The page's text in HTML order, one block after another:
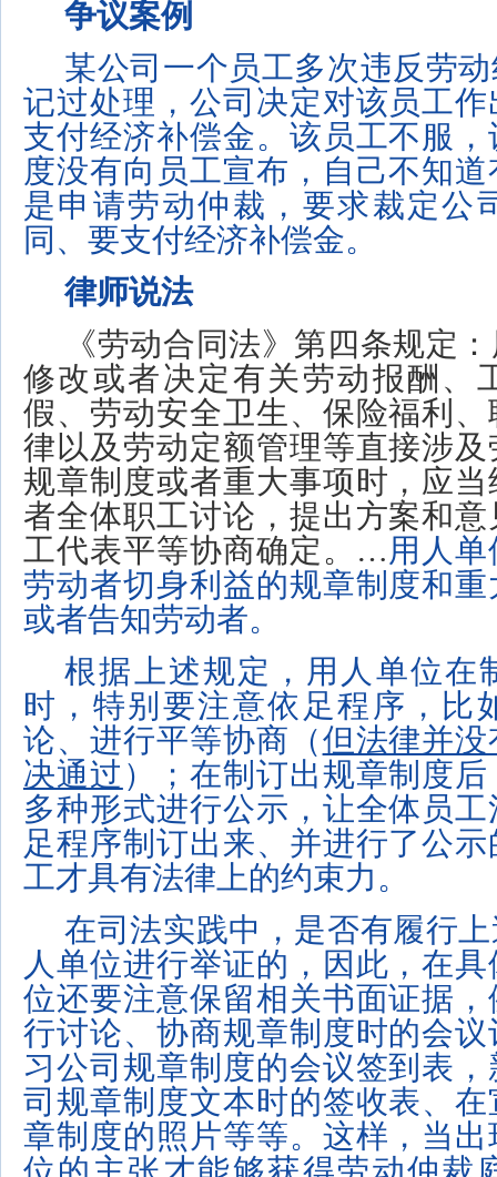
争议案例
某公司一个员工多次违反劳
记过处理，公司决定对该员工
支付经济补偿金。该员工不服
度没有向员工宣布，自己不知
是申请劳动仲裁，要求裁定公
同、要支付经济补偿金。
律师说法
《劳动合同法》 第四条规定：
修改或者决定有关劳动报酬、
假、劳动安全卫生、保险福利
律以及劳动定额管理等直接涉
规章制度或者重大事项时，应
者全体职工讨论，提出方案和
工代表平等协商确定 。 …用人
劳动者切身利益的规章制度和
或者告知劳动者。
根据上述规定，用人单位在
时，特别要注意依足程序，比
论、进行平等协商（但法律并
决通过 ）；在制订出规章制度
多种形式进行公示，让全体员
足程序制订出来、并进行了公
工才具有法律上的约束力。
在司法实践中，是否有履行
人单位进行举证的，因此，在
位还要注意保留相关书面证据
行讨论、协商规章制度时的会
习公司规章制度的会议签到表
司规章制度文本时的签收表、
章制度的照片等等。这样，当